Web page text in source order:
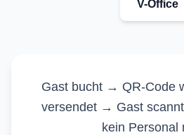
V-Office
Gast bucht → QR-Code
versendet → Gast
kein Personal